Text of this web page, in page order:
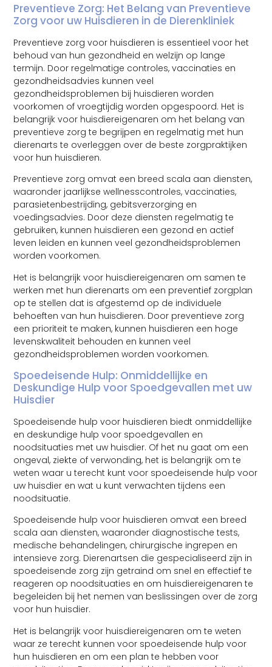
Preventieve Zorg: Het Belang van Preventieve
Zorg voor uw Huisdieren in de Dierenkliniek
Preventieve zorg voor huisdieren is essentieel voor het
behoud van hun gezondheid en welzijn op lange
termijn. Door regelmatige controles, vaccinaties en
gezondheidsadvies kunnen veel
gezondheidsproblemen bij huisdieren worden
voorkomen of vroegtijdig worden opgespoord. Het is
belangrijk voor huisdiereigenaren om het belang van
preventieve zorg te begrijpen en regelmatig met hun
dierenarts te overleggen over de beste zorgpraktijken
voor hun huisdieren.
Preventieve zorg omvat een breed scala aan diensten,
waaronder jaarlijkse wellnesscontroles, vaccinaties,
parasietenbestrijding, gebitsverzorging en
voedingsadvies. Door deze diensten regelmatig te
gebruiken, kunnen huisdieren een gezond en actief
leven leiden en kunnen veel gezondheidsproblemen
worden voorkomen.
Het is belangrijk voor huisdiereigenaren om samen te
werken met hun dierenarts om een preventief zorgplan
op te stellen dat is afgestemd op de individuele
behoeften van hun huisdieren. Door preventieve zorg
een prioriteit te maken, kunnen huisdieren een hoge
levenskwaliteit behouden en kunnen veel
gezondheidsproblemen worden voorkomen.
Spoedeisende Hulp: Onmiddellijke en
Deskundige Hulp voor Spoedgevallen met uw
Huisdier
Spoedeisende hulp voor huisdieren biedt onmiddellijke
en deskundige hulp voor spoedgevallen en
noodsituaties met uw huisdier. Of het nu gaat om een
ongeval, ziekte of verwonding, het is belangrijk om te
weten waar u terecht kunt voor spoedeisende hulp voor
uw huisdier en wat u kunt verwachten tijdens een
noodsituatie.
Spoedeisende hulp voor huisdieren omvat een breed
scala aan diensten, waaronder diagnostische tests,
medische behandelingen, chirurgische ingrepen en
intensieve zorg. Dierenartsen die gespecialiseerd zijn in
spoedeisende zorg zijn getraind om snel en effectief te
reageren op noodsituaties en om huisdiereigenaren te
begeleiden bij het nemen van beslissingen over de zorg
voor hun huisdier.
Het is belangrijk voor huisdiereigenaren om te weten
waar ze terecht kunnen voor spoedeisende hulp voor
hun huisdieren en om een plan te hebben voor